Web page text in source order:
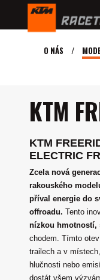
O NÁS
KTM
KTM
ELECTRIC
Zcela nová
rakouského
příval energie do
offroadu. Tento
nízkou hmotností,
chodem. Tímto
trailech a v
hlučnosti nebo
dostát všem